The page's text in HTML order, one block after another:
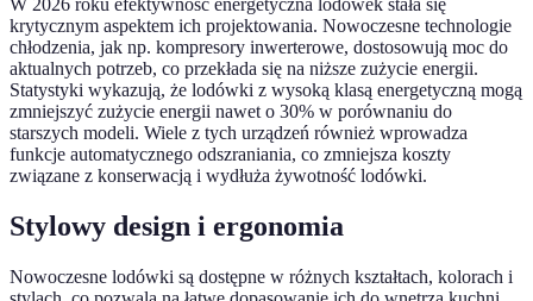
W 2026 roku efektywność energetyczna lodówek stała się
krytycznym aspektem ich projektowania. Nowoczesne technologie
chłodzenia, jak np. kompresory inwerterowe, dostosowują moc do
aktualnych potrzeb, co przekłada się na niższe zużycie energii.
Statystyki wykazują, że lodówki z wysoką klasą energetyczną mogą
zmniejszyć zużycie energii nawet o 30% w porównaniu do
starszych modeli. Wiele z tych urządzeń również wprowadza
funkcje automatycznego odszraniania, co zmniejsza koszty
związane z konserwacją i wydłuża żywotność lodówki.
Stylowy design i ergonomia
Nowoczesne lodówki są dostępne w różnych kształtach, kolorach i